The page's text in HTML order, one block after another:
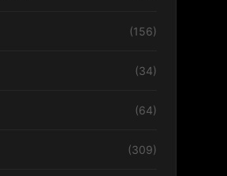
(156)
(34)
(64)
(309)